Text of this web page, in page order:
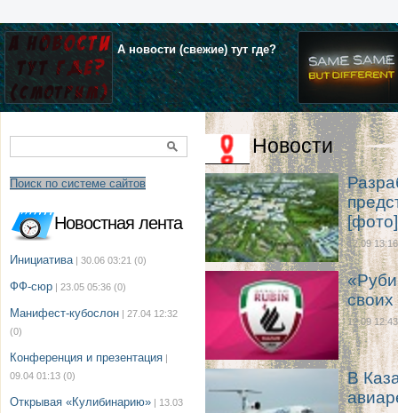
А новости (свежие) тут где?
Поиск по системе сайтов
Новостная лента
Инициатива | 30.06 03:21 (0)
ФФ-сюр | 23.05 05:36 (0)
Манифест-кубослон | 27.04 12:32
(0)
Конференция и презентация |
09.04 01:13 (0)
Открывая «Кулибинарию» | 13.03
Новости
[фото]
12.09 13:16
12.09 12:43
В